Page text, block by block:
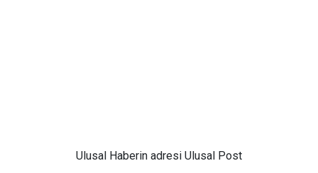
Ulusal Haberin adresi Ulusal Post